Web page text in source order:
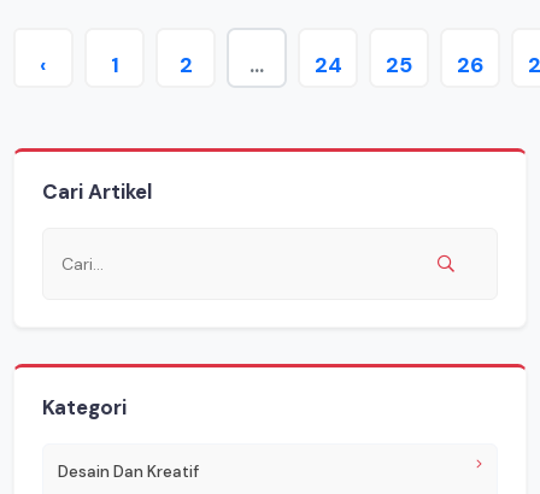
‹ 1 2 ... 24 25 26
Cari Artikel
Kategori
Desain Dan Kreatif